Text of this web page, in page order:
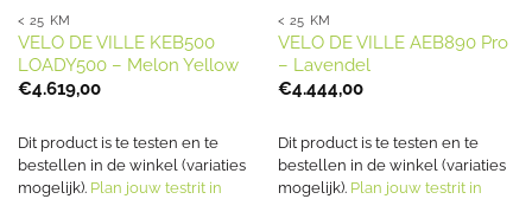
< 25 KM
VELO DE VILLE KEB500
LOADY500 – Melon Yellow
€4.619,00
Dit product is te testen en te
bestellen in de winkel (variaties
mogelijk). Plan jouw testrit in
< 25 KM
VELO DE VILLE AEB890 Pro
– Lavendel
€4.444,00
Dit product is te testen en te
bestellen in de winkel (variaties
mogelijk). Plan jouw testrit in